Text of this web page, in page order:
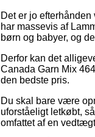
Det er jo
har massevis af
børn og babyer, og
Derfor kan det
Canada Garn Mix
den bedste pris.
Du skal bare være
uforståeligt letkøbt,
omfattet af en